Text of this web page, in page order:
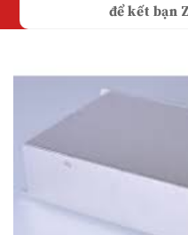
để kết bạn